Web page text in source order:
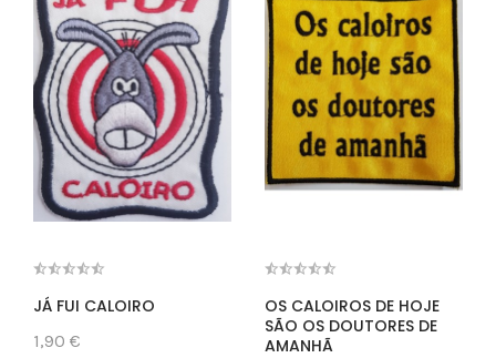
JÁ FUI CALOIRO
1,90 €
OS CALOIROS DE HOJE
SÃO OS DOUTORES DE
AMANHÃ